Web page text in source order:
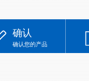
确认
确认您的产品